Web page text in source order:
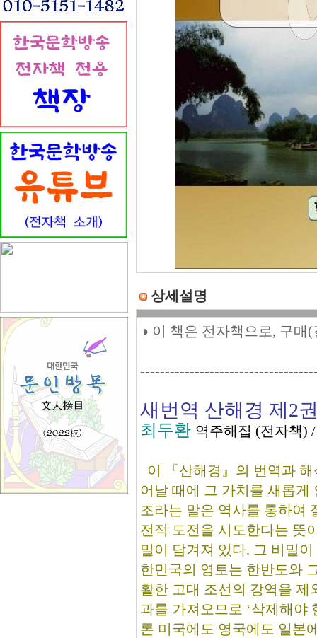
상세설명
◑ 이 책은 전자책으로, 구매
새번역 산해경 제2
최두환 역주해집 (전자책)
이 『산해경』의 번역과
어날 때에 그 가치를 새롭게
조라는 말은 역사를 통하여
전적 도전을 시도한다는 뜻
밀이 담겨져 있다. 그 비밀
한민국의 영토는 한반도와
활한 고대 조선의 강역을 제
과를 가져오므로 ‘삭제해야
론 미국에도 영국에도 일본